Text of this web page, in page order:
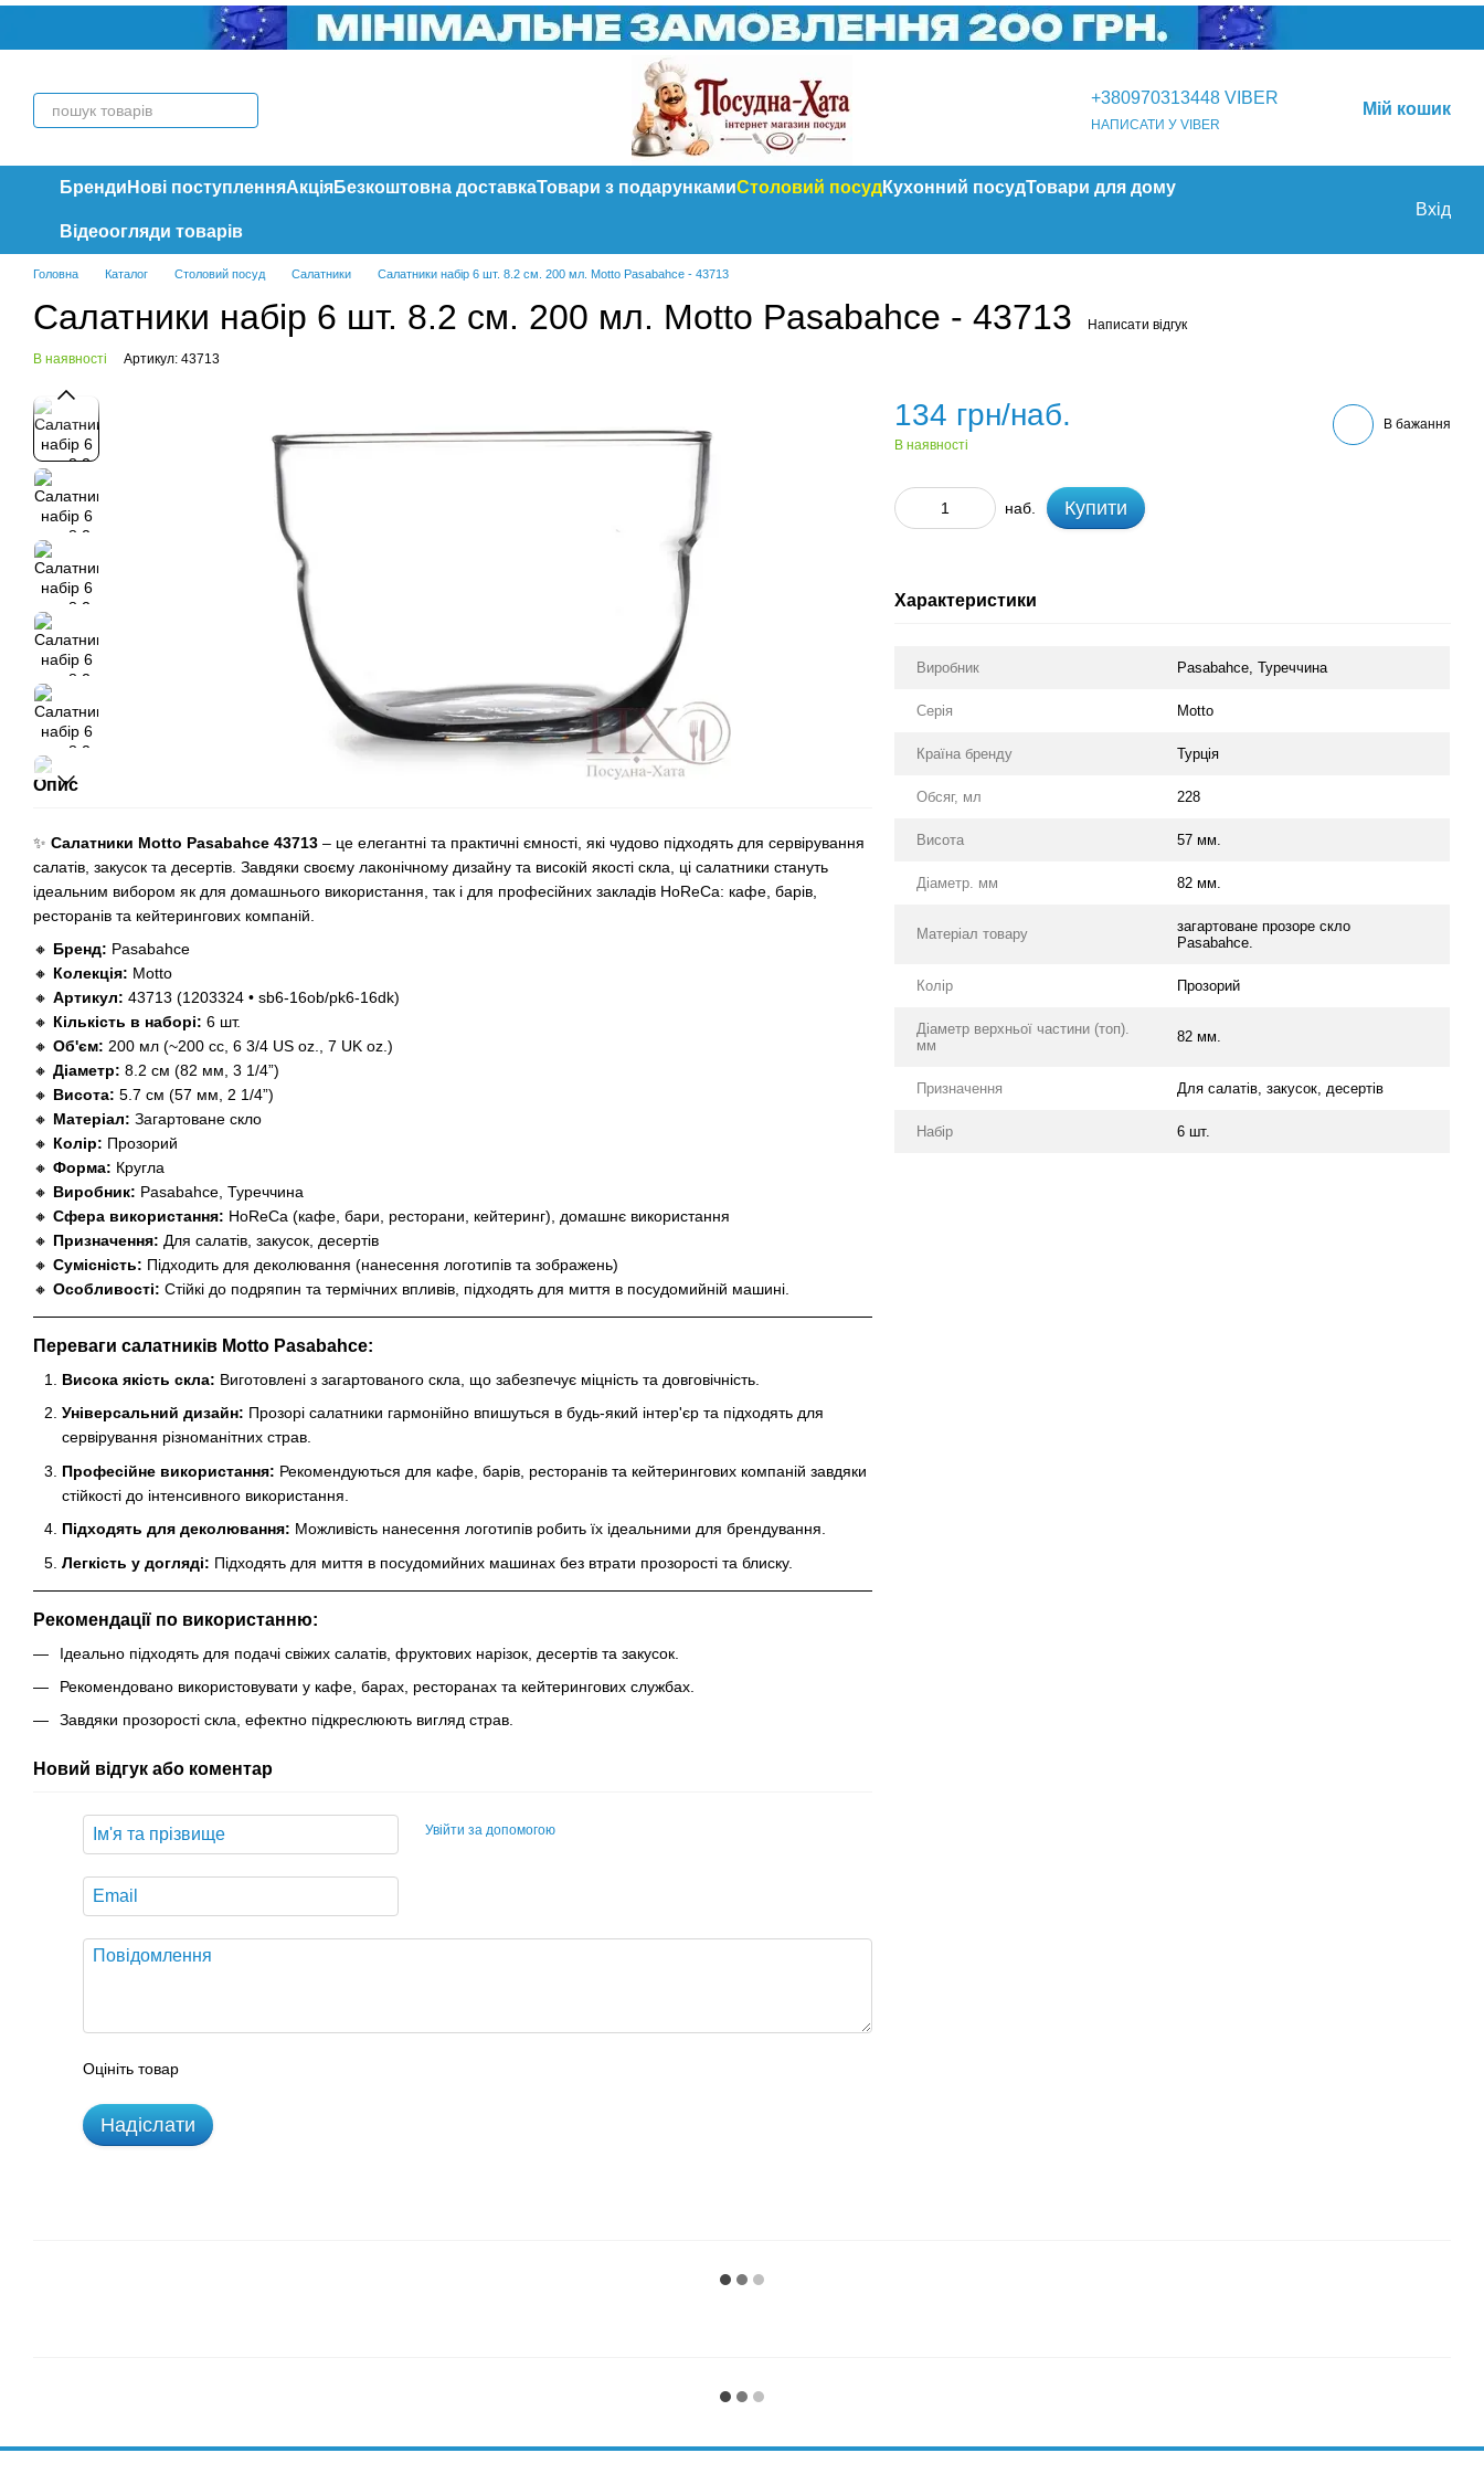
Перейти до основного контенту
+380970313448 VIBER
НАПИСАТИ У VIBER
Мій кошик
Бренди Нові поступленняАкціяБезкоштовна доставкаТовари з подарункамиСтоловий посудКухонний посудТовари для дому
Відеоогляди товарів
Вхід
Головна Каталог Столовий посуд Салатники Салатники набір 6 шт. 8.2 см. 200 мл. Motto Pasabahce - 43713
Салатники набір 6 шт. 8.2 см. 200 мл. Motto Pasabahce - 43713 Написати відгук
В наявності Артикул: 43713
Опис
✨ Салатники Motto Pasabahce 43713 – це елегантні та практичні ємності, які чудово підходять для сервірування
салатів, закусок та десертів. Завдяки своєму лаконічному дизайну та високій якості скла, ці салатники стануть
ідеальним вибором як для домашнього використання, так і для професійних закладів HoReCa: кафе, барів,
ресторанів та кейтерингових компаній.
🔸 Бренд: Pasabahce
🔸 Колекція: Motto
🔸 Артикул: 43713 (1203324 • sb6-16ob/pk6-16dk)
🔸 Кількість в наборі: 6 шт.
🔸 Об'єм: 200 мл (~200 cc, 6 3/4 US oz., 7 UK oz.)
🔸 Діаметр: 8.2 см (82 мм, 3 1/4”)
🔸 Висота: 5.7 см (57 мм, 2 1/4”)
🔸 Матеріал: Загартоване скло
🔸 Колір: Прозорий
🔸 Форма: Кругла
🔸 Виробник: Pasabahce, Туреччина
🔸 Сфера використання: HoReCa (кафе, бари, ресторани, кейтеринг), домашнє використання
🔸 Призначення: Для салатів, закусок, десертів
🔸 Сумісність: Підходить для деколювання (нанесення логотипів та зображень)
🔸 Особливості: Стійкі до подряпин та термічних впливів, підходять для миття в посудомийній машині.
Переваги салатників Motto Pasabahce:
Висока якість скла: Виготовлені з загартованого скла, що забезпечує міцність та довговічність.
Універсальний дизайн: Прозорі салатники гармонійно впишуться в будь-який інтер'єр та підходять для
сервірування різноманітних страв.
Професійне використання: Рекомендуються для кафе, барів, ресторанів та кейтерингових компаній завдяки
стійкості до інтенсивного використання.
Підходять для деколювання: Можливість нанесення логотипів робить їх ідеальними для брендування.
Легкість у догляді: Підходять для миття в посудомийних машинах без втрати прозорості та блиску.
Рекомендації по використанню:
Ідеально підходять для подачі свіжих салатів, фруктових нарізок, десертів та закусок.
Рекомендовано використовувати у кафе, барах, ресторанах та кейтерингових службах.
Завдяки прозорості скла, ефектно підкреслюють вигляд страв.
Новий відгук або коментар
Увійти за допомогою
Оцініть товар
Надіслати
134 грн/наб.
В наявності
В бажання
наб. Купити
Характеристики
Виробник Pasabahce, Туреччина
Серія Motto
Країна бренду Турція
Обсяг, мл 228
Висота 57 мм.
Діаметр. мм 82 мм.
Матеріал товару
загартоване прозоре скло
Pasabahce.
Колір Прозорий
Діаметр верхньої частини (топ).
мм
82 мм.
Призначення Для салатів, закусок, десертів
Набір 6 шт.